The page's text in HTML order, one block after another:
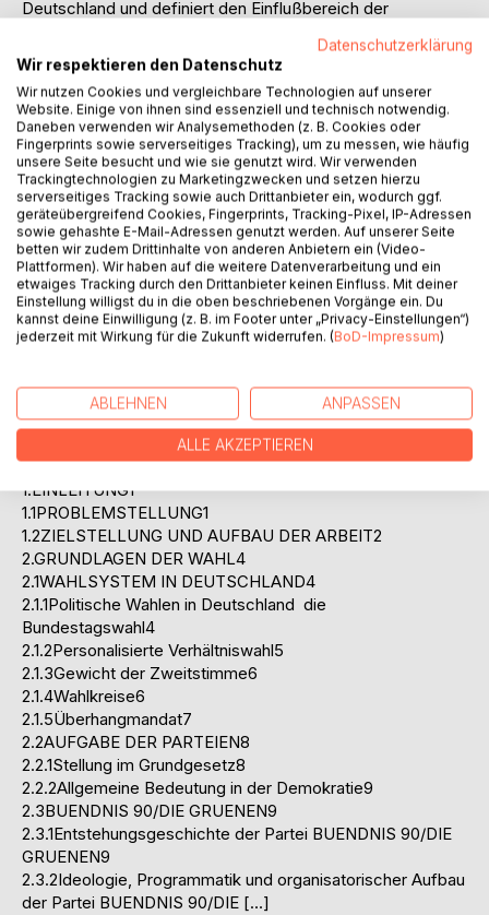
Deutschland und definiert den Einflußbereich der
beworbene Produkt, die Partei BUENDNIS 90/ DIE
GRUENEN mit ihrer Entstehungsgeschichte und
Programmatik vorgestellt. Durch die Schilderung der
politischen Situation vor der Bundestagswahl 2002 wird
aufgezeigt welche Ausgangsituation vor der Schaltung der
Kampagne vorlag.
Es werden die Copystrategien, die verwendeten kreativen
Mittel, die Agentur, die zeitliche Planung, das Budget und
die below the line-Maßnahmen (Sonderwerbeformen) der
Kampagne eingehend beleuchtet. Zum Schluß werden die
Wahlergebnisse und die Stimmabgaben bei nach Alter,
Geschlecht und Bildung getrennten Wählern der Partei
aufgelistet.
GRUENEN, vor dem interessierten Leser.
Inhaltsverzeichnis:Inhaltsverzeichnis:
1.EINLEITUNG1
1.1PROBLEMSTELLUNG1
1.2ZIELSTELLUNG UND AUFBAU DER ARBEIT2
2.GRUNDLAGEN DER WAHL4
2.1WAHLSYSTEM IN DEUTSCHLAND4
2.1.1Politische Wahlen in Deutschland  die
Bundestagswahl4
2.1.2Personalisierte Verhältniswahl5
2.1.3Gewicht der Zweitstimme6
2.1.4Wahlkreise6
2.1.5Überhangmandat7
2.2AUFGABE DER PARTEIEN8
2.2.1Stellung im Grundgesetz8
2.2.2Allgemeine Bedeutung in der Demokratie9
2.3BUENDNIS 90/DIE GRUENEN9
2.3.1Entstehungsgeschichte der Partei BUENDNIS 90/DIE
GRUENEN9
2.3.2Ideologie, Programmatik und organisatorischer Aufbau
der Partei BUENDNIS 90/DIE […]
Datenschutzerklärung
Wir respektieren den Datenschutz
Wir nutzen Cookies und vergleichbare Technologien auf unserer
Website. Einige von ihnen sind essenziell und technisch notwendig.
Daneben verwenden wir Analysemethoden (z. B. Cookies oder
Fingerprints sowie serverseitiges Tracking), um zu messen, wie häufig
unsere Seite besucht und wie sie genutzt wird. Wir verwenden
Trackingtechnologien zu Marketingzwecken und setzen hierzu
serverseitiges Tracking sowie auch Drittanbieter ein, wodurch ggf.
geräteübergreifend Cookies, Fingerprints, Tracking-Pixel, IP-Adressen
sowie gehashte E-Mail-Adressen genutzt werden. Auf unserer Seite
betten wir zudem Drittinhalte von anderen Anbietern ein (Video-
Plattformen). Wir haben auf die weitere Datenverarbeitung und ein
etwaiges Tracking durch den Drittanbieter keinen Einfluss. Mit deiner
Einstellung willigst du in die oben beschriebenen Vorgänge ein. Du
kannst deine Einwilligung (z. B. im Footer unter „Privacy-Einstellungen“)
jederzeit mit Wirkung für die Zukunft widerrufen. (BoD-Impressum)
ABLEHNEN ANPASSEN
ALLE AKZEPTIEREN